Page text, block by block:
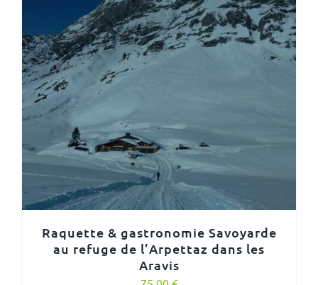
Raquette & gastronomie Savoyarde
au refuge de l’Arpettaz dans les
Aravis